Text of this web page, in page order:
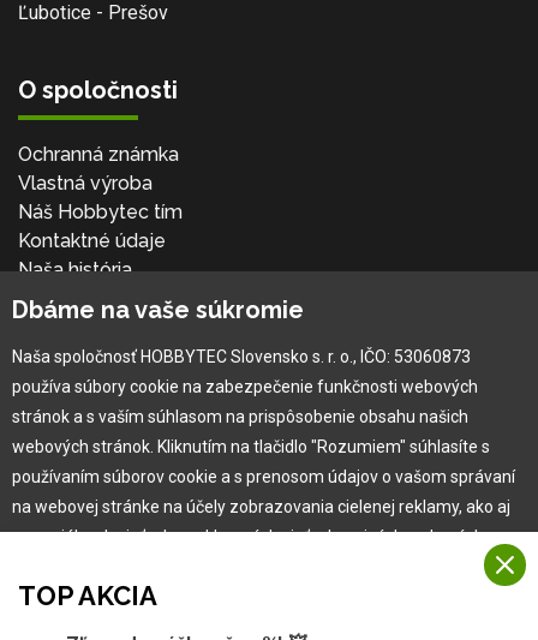
Ľubotice - Prešov
O spoločnosti
Ochranná známka
Vlastná výroba
Náš Hobbytec tím
Kontaktné údaje
Naša história
Kariéra
Pre zákazníka
Garancia najlepšej ceny
Užívateľský manuál
Obchodné podmienky
Zákazník & partner
Novinky
TOP AKCIA
Dbáme na vaše súkromie
Naša spoločnosť HOBBYTEC Slovensko s. r. o., IČO: 53060873
používa súbory cookie na zabezpečenie funkčnosti webových
stránok a s vaším súhlasom na prispôsobenie obsahu našich
webových stránok. Kliknutím na tlačidlo "Rozumiem" súhlasíte s
používaním súborov cookie a s prenosom údajov o vašom správaní
na webovej stránke na účely zobrazovania cielenej reklamy, ako aj
na sociálnych sieťach a reklamných sieťach na iných webových
Viac informácií